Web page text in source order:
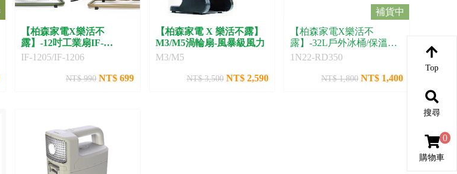
【柏森家電X樂活不
露】-12吋工業扇IF-
1205/IF-1206
IF-1205/IF-1206
NT$ 990 NT$ 699
【柏森家電 X 樂活不露】
M3/M5渦輪扇-風暴級風力
M3/M5
NT$ 3,500 NT$ 2,590
補貨中
【柏森家電X樂活不
露】-32L戶外冰桶/保溫桶-
沙色 行動冰箱
1N22-RD350
NT$ 1,800 NT$ 1,400
Top
搜尋
0
購物車